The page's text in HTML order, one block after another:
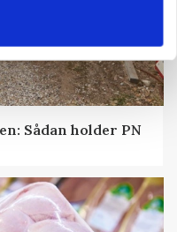
Sådan holder PN